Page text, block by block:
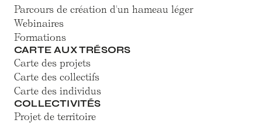
Parcours de création d'un hameau léger
Webinaires
Formations
CARTE AUX TRÉSORS
Carte des projets
Carte des collectifs
Carte des individus
COLLECTIVITÉS
Projet de territoire